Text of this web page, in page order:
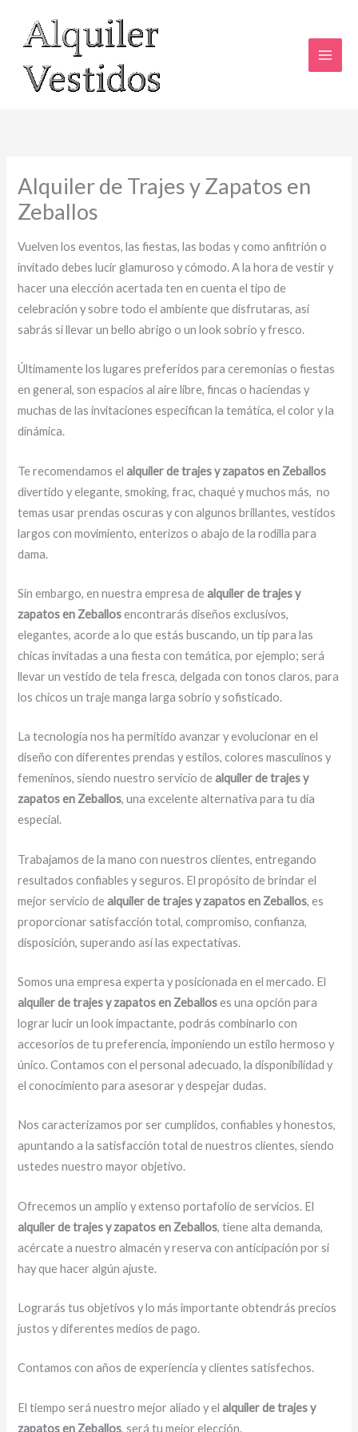
contenido
Alquiler de Trajes y Zapatos en
Zeballos
Vuelven los eventos, las fiestas, las bodas y como anfitrión o
invitado debes lucir glamuroso y cómodo. A la hora de vestir y
hacer una elección acertada ten en cuenta el tipo de
celebración y sobre todo el ambiente que disfrutaras, así
sabrás si llevar un bello abrigo o un look sobrio y fresco.
Últimamente los lugares preferidos para ceremonias o fiestas
en general, son espacios al aire libre, fincas o haciendas y
muchas de las invitaciones especifican la temática, el color y la
dinámica.
Te recomendamos elalquiler de trajes y zapatos en Zeballos
divertido y elegante, smoking, frac, chaqué y muchos más, no
temas usar prendas oscuras y con algunos brillantes, vestidos
largos con movimiento, enterizos o abajo de la rodilla para
dama.
Sin embargo, en nuestra empresa dealquiler de trajes y
zapatos en Zeballosencontrarás diseños exclusivos,
elegantes, acorde a lo que estás buscando, un tip para las
chicas invitadas a una fiesta con temática, por ejemplo; será
llevar un vestido de tela fresca, delgada con tonos claros, para
los chicos un traje manga larga sobrio y sofisticado.
La tecnología nos ha permitido avanzar y evolucionar en el
diseño con diferentes prendas y estilos, colores masculinos y
femeninos, siendo nuestro servicio dealquiler de trajes y
zapatos en Zeballos, una excelente alternativa para tu día
especial.
Trabajamos de la mano con nuestros clientes, entregando
resultados confiables y seguros. El propósito de brindar el
mejor servicio dealquiler de trajes y zapatos en Zeballos, es
proporcionar satisfacción total, compromiso, confianza,
disposición, superando así las expectativas.
Somos una empresa experta y posicionada en el mercado. El
alquiler de trajes y zapatos en Zeballoses una opción para
lograr lucir un look impactante, podrás combinarlo con
accesorios de tu preferencia, imponiendo un estilo hermoso y
único. Contamos con el personal adecuado, la disponibilidad y
el conocimiento para asesorar y despejar dudas.
Nos caracterizamos por ser cumplidos, confiables y honestos,
apuntando a la satisfacción total de nuestros clientes, siendo
ustedes nuestro mayor objetivo.
Ofrecemos un amplio y extenso portafolio de servicios. El
alquiler de trajes y zapatos en Zeballos, tiene alta demanda,
acércate a nuestro almacén y reserva con anticipación por si
hay que hacer algún ajuste.
Lograrás tus objetivos y lo más importante obtendrás precios
justos y diferentes medios de pago.
Contamos con años de experiencia y clientes satisfechos.
El tiempo será nuestro mejor aliado y elalquiler de trajes y
zapatos en Zeballos, será tu mejor elección.